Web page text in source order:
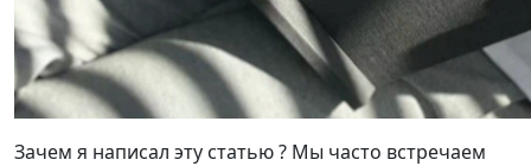
Зачем я написал эту статью ? Мы часто встречаем